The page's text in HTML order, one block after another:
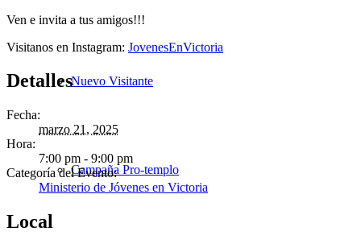
Nuevo Visitante
Campaña Pro-templo
Ven e invita a tus amigos!!!
Visitanos en Instagram: JovenesEnVictoria
Detalles
Fecha:
marzo 21, 2025
Hora:
7:00 pm - 9:00 pm
Categoría del Evento:
Ministerio de Jóvenes en Victoria
Local